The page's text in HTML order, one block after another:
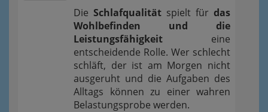
Die Schlafqualität spielt für das
Wohlbefinden und die
Leistungsfähigkeit eine
entscheidende Rolle. Wer schlecht
schläft, der ist am Morgen nicht
ausgeruht und die Aufgaben des
Alltags können zu einer wahren
Belastungsprobe werden.